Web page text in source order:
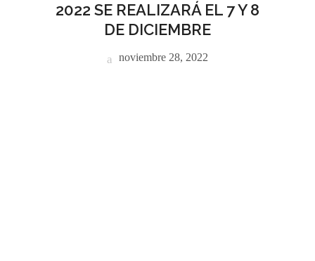
2022 SE REALIZARÁ EL 7 Y 8
DE DICIEMBRE
noviembre 28, 2022